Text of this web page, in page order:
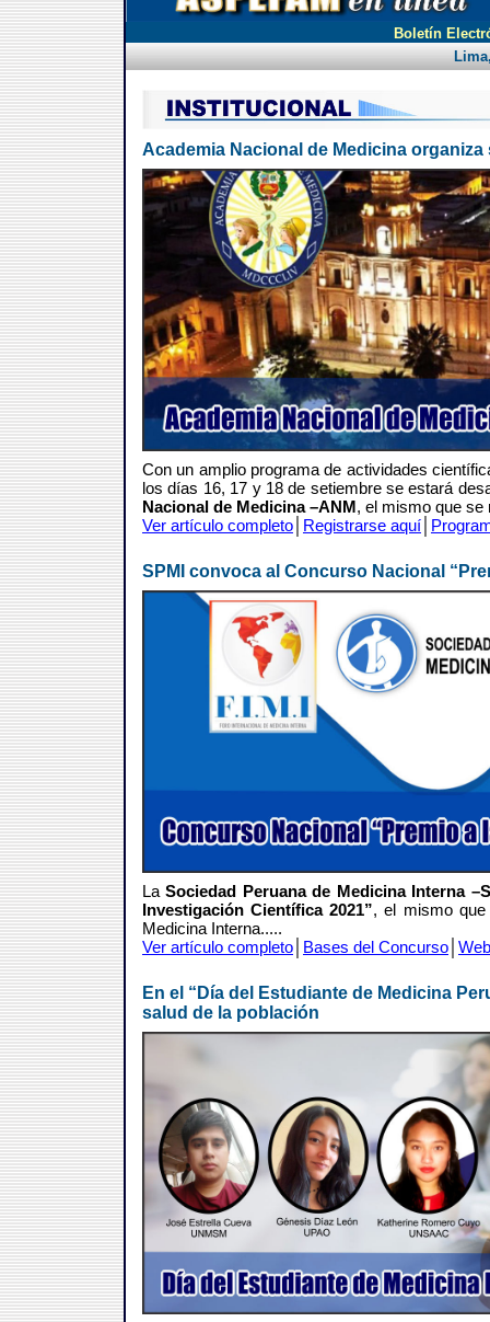
Boletín
Academia Nacional de Medicina
Con un amplio programa de actividades
los días 16, 17 y 18 de setiembre se estará
Nacional de Medicina –ANM, el mismo que se
Ver artículo completo Registrarse aquí
SPMI convoca al Concurso Nacional
LaSociedad Peruana de Medicina Interna
Investigación Científica 2021”, el mismo que
Medicina Interna.....
Ver artículo completo Bases del Concurso
En el “Día del Estudiante de Medicina
salud de la población